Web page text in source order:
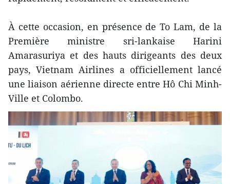
À cette occasion, en présence de To Lam, de la
Première ministre sri-lankaise Harini
Amarasuriya et des hauts dirigeants des deux
pays, Vietnam Airlines a officiellement lancé
une liaison aérienne directe entre Hô Chi Minh-
Ville et Colombo.